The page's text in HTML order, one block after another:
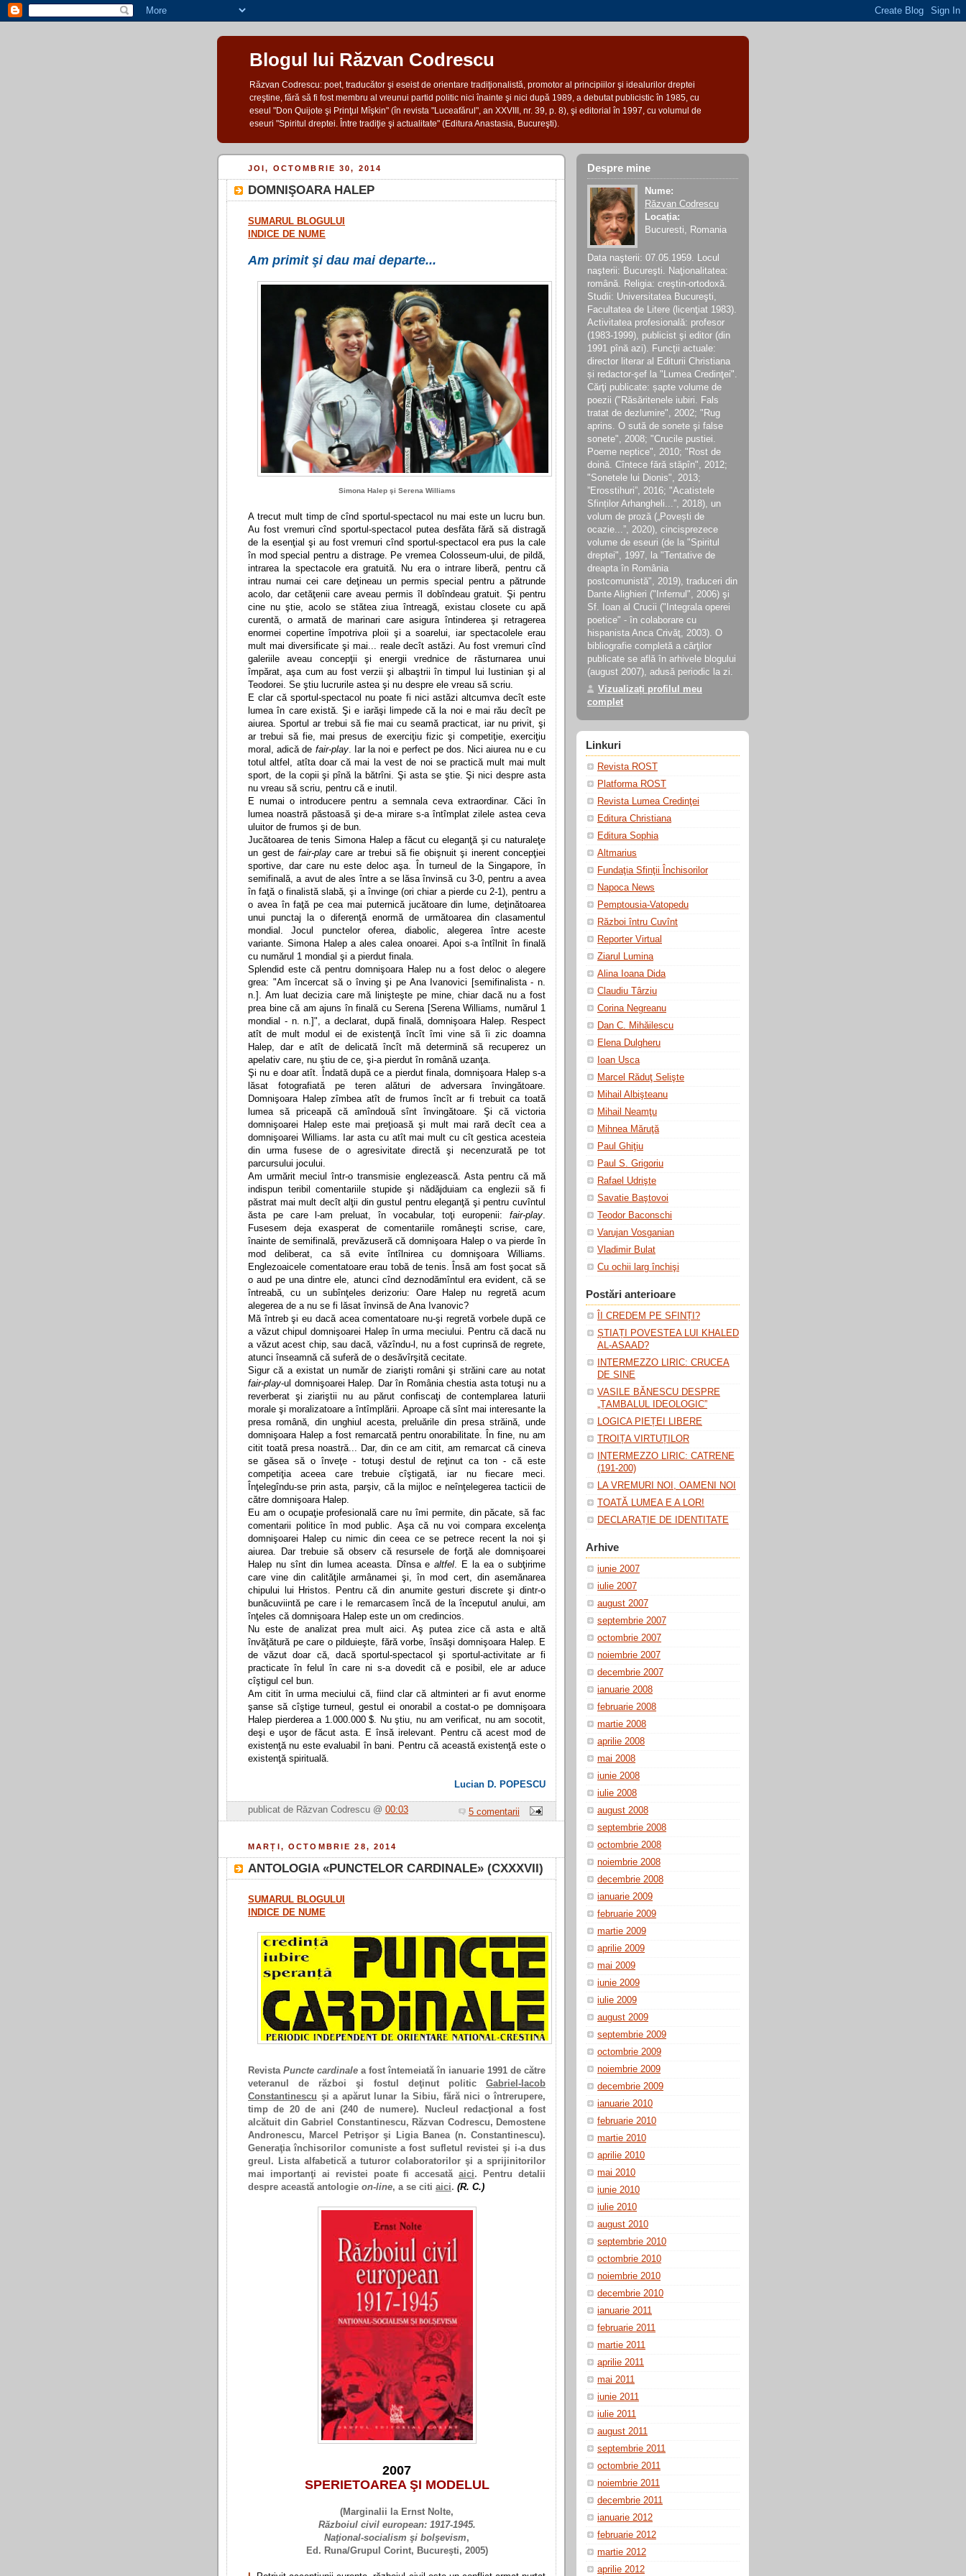
Blogul lui Răzvan Codrescu
Răzvan Codrescu: poet, traducător şi eseist de orientare tradiţionalistă, promotor al principiilor şi idealurilor dreptei
creştine, fără să fi fost membru al vreunui partid politic nici înainte şi nici după 1989, a debutat publicistic în 1985, cu
eseul "Don Quijote şi Prinţul Mîşkin" (în revista "Luceafărul", an XXVIII, nr. 39, p. 8), şi editorial în 1997, cu volumul de
eseuri "Spiritul dreptei. Între tradiţie şi actualitate" (Editura Anastasia, Bucureşti).
JOI, OCTOMBRIE 30, 2014
DOMNIŞOARA HALEP
SUMARUL BLOGULUI
INDICE DE NUME
Am primit şi dau mai departe...
Simona Halep şi Serena Williams
A trecut mult timp de cînd sportul-spectacol nu mai este un lucru bun.
Au fost vremuri cînd sportul-spectacol putea desfăta fără să distragă
de la esenţial şi au fost vremuri cînd sportul-spectacol era pus la cale
în mod special pentru a distrage. Pe vremea Colosseum-ului, de pildă,
intrarea la spectacole era gratuită. Nu era o intrare liberă, pentru că
intrau numai cei care deţineau un permis special pentru a pătrunde
acolo, dar cetăţenii care aveau permis îl dobîndeau gratuit. Şi pentru
cine nu ştie, acolo se stătea ziua întreagă, existau closete cu apă
curentă, o armată de marinari care asigura întinderea şi retragerea
enormei copertine împotriva ploii şi a soarelui, iar spectacolele erau
mult mai diversificate şi mai... reale decît astăzi. Au fost vremuri cînd
galeriile aveau concepţii şi energii vrednice de răsturnarea unui
împărat, aşa cum au fost verzii şi albaştrii în timpul lui Iustinian şi al
Teodorei. Se ştiu lucrurile astea şi nu despre ele vreau să scriu.
E clar că sportul-spectacol nu poate fi nici astăzi altcumva decît este
lumea în care există. Şi e iarăşi limpede că la noi e mai rău decît pe
aiurea. Sportul ar trebui să fie mai cu seamă practicat, iar nu privit, şi
ar trebui să fie, mai presus de exerciţiu fizic şi competiţie, exerciţiu
moral, adică de fair-play. Iar la noi e perfect pe dos. Nici aiurea nu e cu
totul altfel, atîta doar că mai la vest de noi se practică mult mai mult
sport, de la copii şi pînă la bătrîni. Şi asta se ştie. Şi nici despre asta
nu vreau să scriu, pentru că e inutil.
E numai o introducere pentru a semnala ceva extraordinar. Căci în
lumea noastră păstoasă şi de-a mirare s-a întîmplat zilele astea ceva
uluitor de frumos şi de bun.
Jucătoarea de tenis Simona Halep a făcut cu eleganţă şi cu naturaleţe
un gest de fair-playcare ar trebui să fie obişnuit şi inerent concepţiei
sportive, dar care nu este deloc aşa. În turneul de la Singapore, în
semifinală, a avut de ales între a se lăsa învinsă cu 3-0, pentru a avea
în faţă o finalistă slabă, şi a învinge (ori chiar a pierde cu 2-1), pentru a
o avea în faţă pe cea mai puternică jucătoare din lume, deţinătoarea
unui punctaj la o diferenţă enormă de următoarea din clasamentul
mondial. Jocul punctelor oferea, diabolic, alegerea între aceste
variante. Simona Halep a ales calea onoarei. Apoi s-a întîlnit în finală
cu numărul 1 mondial şi a pierdut finala.
Splendid este că pentru domnişoara Halep nu a fost deloc o alegere
grea: "Am încercat să o înving şi pe Ana Ivanovici [semifinalista - n.
n.]. Am luat decizia care mă linişteşte pe mine, chiar dacă nu a fost
prea bine că am ajuns în finală cu Serena [Serena Williams, numărul 1
mondial - n. n.]", a declarat, după finală, domnişoara Halep. Respect
atît de mult modul ei de existenţă încît îmi vine să îi zic doamna
Halep, dar e atît de delicată încît mă determină să recuperez un
apelativ care, nu ştiu de ce, şi-a pierdut în română uzanţa.
Şi nu e doar atît. Îndată după ce a pierdut finala, domnişoara Halep s-a
lăsat fotografiată pe teren alături de adversara învingătoare.
Domnişoara Halep zîmbea atît de frumos încît ar fi trebuit ca toată
lumea să priceapă că amîndouă sînt învingătoare. Şi că victoria
domnişoarei Halep este mai preţioasă şi mult mai rară decît cea a
domnişoarei Williams. Iar asta cu atît mai mult cu cît gestica acesteia
din urma fusese de o agresivitate directă şi necenzurată pe tot
parcursului jocului.
Am urmărit meciul într-o transmisie englezească. Asta pentru că mă
indispun teribil comentariile stupide şi nădăjduiam ca englezii să fi
păstrat mai mult decît alţii din gustul pentru eleganţă şi pentru cuvîntul
ăsta pe care l-am preluat, în vocabular, toţi europenii: fair-play.
Fusesem deja exasperat de comentariile româneşti scrise, care,
înainte de semifinală, prevăzuseră că domnişoara Halep o va pierde în
mod deliberat, ca să evite întîlnirea cu domnişoara Williams.
Englezoaicele comentatoare erau tobă de tenis. Însă am fost şocat să
o aud pe una dintre ele, atunci cînd deznodămîntul era evident, că se
întreabă, cu un subînţeles derizoriu: Oare Halep nu regretă acum
alegerea de a nu se fi lăsat învinsă de Ana Ivanovic?
Mă întreb şi eu dacă acea comentatoare nu-şi regretă vorbele după ce
a văzut chipul domnişoarei Halep în urma meciului. Pentru că dacă nu
a văzut acest chip, sau dacă, văzîndu-l, nu a fost cuprinsă de regrete,
atunci înseamnă că suferă de o desăvîrşită cecitate.
Sigur că a existat un număr de ziarişti români şi străini care au notat
fair-play-ul domnişoarei Halep. Dar în România chestia asta totuşi nu a
reverberat şi ziariştii nu au părut confiscaţi de contemplarea laturii
morale şi moralizatoare a întîmplării. Aproape că sînt mai interesante la
presa română, din unghiul acesta, preluările din presa străină, unde
domnişoara Halep a fost remarcată pentru onorabilitate. În fine, nu am
citit toată presa noastră... Dar, din ce am citit, am remarcat că cineva
se găsea să o înveţe - totuşi destul de reţinut ca ton - că este
competiţia aceea care trebuie cîştigată, iar nu fiecare meci.
Înţelegîndu-se prin asta, parşiv, că la mijloc e neînţelegerea tacticii de
către domnişoara Halep.
Eu am o ocupaţie profesională care nu îmi permite, din păcate, să fac
comentarii politice în mod public. Aşa că nu voi compara excelenţa
domnişoarei Halep cu nimic din ceea ce se petrece recent la noi şi
aiurea. Dar trebuie să observ că resursele de forţă ale domnişoarei
Halep nu sînt din lumea aceasta. Dînsa ealtfel. E la ea o subţirime
care vine din calităţile armânamei şi, în mod cert, din asemănarea
chipului lui Hristos. Pentru că din anumite gesturi discrete şi dintr-o
bunăcuviintă pe care i le remarcasem încă de la începutul anului, am
înţeles că domnişoara Halep este un om credincios.
Nu este de analizat prea mult aici. Aş putea zice că asta e altă
învăţătură pe care o pilduieşte, fără vorbe, însăşi domnişoara Halep. E
de văzut doar că, dacă sportul-spectacol şi sportul-activitate ar fi
practicate în felul în care ni s-a dovedit că e posibil, ele ar aduce
cîştigul cel bun.
Am citit în urma meciului că, fiind clar că altminteri ar fi avut enorme
şanse să cîştige turneul, gestul ei onorabil a costat-o pe domnişoara
Halep pierderea a 1.000.000 $. Nu ştiu, nu am verificat, nu am socotit,
deşi e uşor de făcut asta. E însă irelevant. Pentru că acest mod de
existenţă nu este evaluabil în bani. Pentru că această existenţă este o
existenţă spirituală.
Lucian D. POPESCU
publicat de Răzvan Codrescu @ 00:03 5 comentarii
MARȚI, OCTOMBRIE 28, 2014
ANTOLOGIA «PUNCTELOR CARDINALE» (CXXXVII)
SUMARUL BLOGULUI
INDICE DE NUME
Revista Puncte cardinale a fost întemeiată în ianuarie 1991 de către
veteranul de război şi fostul deţinut politic Gabriel-Iacob
Constantinescu şi a apărut lunar la Sibiu, fără nici o întrerupere,
timp de 20 de ani (240 de numere). Nucleul redacţional a fost
alcătuit din Gabriel Constantinescu, Răzvan Codrescu, Demostene
Andronescu, Marcel Petrişor şi Ligia Banea (n. Constantinescu).
Generaţia închisorilor comuniste a fost sufletul revistei şi i-a dus
greul. Lista alfabetică a tuturor colaboratorilor şi a sprijinitorilor
mai importanţi ai revistei poate fi accesatăaici. Pentru detalii
despre această antologie on-line, a se citi aici. (R. C.)
2007
SPERIETOAREA ŞI MODELUL
(Marginalii la Ernst Nolte,
Războiul civil european: 1917-1945.
Naţional-socialism şi bolşevism,
Ed. Runa/Grupul Corint, Bucureşti, 2005)
Despre mine
Nume:
Răzvan Codrescu
Locația:
Bucuresti, Romania
Data naşterii: 07.05.1959. Locul
naşterii: Bucureşti. Naţionalitatea:
română. Religia: creştin-ortodoxă.
Studii: Universitatea Bucureşti,
Facultatea de Litere (licenţiat 1983).
Activitatea profesională: profesor
(1983-1999), publicist şi editor (din
1991 pînă azi). Funcţii actuale:
director literar al Editurii Christiana
și redactor-şef la "Lumea Credinţei".
Cărţi publicate: șapte volume de
poezii ("Răsăritenele iubiri. Fals
tratat de dezlumire", 2002; "Rug
aprins. O sută de sonete şi false
sonete", 2008; "Crucile pustiei.
Poeme neptice", 2010; "Rost de
doină. Cîntece fără stăpîn", 2012;
"Sonetele lui Dionis", 2013;
”Erosstihuri”, 2016; "Acatistele
Sfinților Arhangheli...”, 2018), un
volum de proză („Povești de
ocazie...”, 2020), cincisprezece
volume de eseuri (de la "Spiritul
dreptei", 1997, la "Tentative de
dreapta în România
postcomunistă", 2019), traduceri din
Dante Alighieri ("Infernul", 2006) şi
Sf. Ioan al Crucii ("Integrala operei
poetice" - în colaborare cu
hispanista Anca Crivăţ, 2003). O
bibliografie completă a cărţilor
publicate se află în arhivele blogului
(august 2007), adusă periodic la zi.
Vizualizați profilul meu
complet
Linkuri
Revista ROST
Platforma ROST
Revista Lumea Credinţei
Editura Christiana
Editura Sophia
Altmarius
Fundaţia Sfinţii Închisorilor
Napoca News
Pemptousia-Vatopedu
Război întru Cuvînt
Reporter Virtual
Ziarul Lumina
Alina Ioana Dida
Claudiu Târziu
Corina Negreanu
Dan C. Mihăilescu
Elena Dulgheru
Ioan Usca
Marcel Răduţ Selişte
Mihail Albişteanu
Mihail Neamţu
Mihnea Măruţă
Paul Ghiţiu
Paul S. Grigoriu
Rafael Udrişte
Savatie Baştovoi
Teodor Baconschi
Varujan Vosganian
Vladimir Bulat
Cu ochii larg închişi
Postări anterioare
ÎI CREDEM PE SFINȚI?
ȘTIAȚI POVESTEA LUI KHALED
AL-ASAAD?
INTERMEZZO LIRIC: CRUCEA
DE SINE
VASILE BĂNESCU DESPRE
„ȚAMBALUL IDEOLOGIC”
LOGICA PIEȚEI LIBERE
TROIȚA VIRTUȚILOR
INTERMEZZO LIRIC: CATRENE
(191-200)
LA VREMURI NOI, OAMENI NOI
TOATĂ LUMEA E A LOR!
DECLARAȚIE DE IDENTITATE
Arhive
iunie 2007
iulie 2007
august 2007
septembrie 2007
octombrie 2007
noiembrie 2007
decembrie 2007
ianuarie 2008
februarie 2008
martie 2008
aprilie 2008
mai 2008
iunie 2008
iulie 2008
august 2008
septembrie 2008
octombrie 2008
noiembrie 2008
decembrie 2008
ianuarie 2009
februarie 2009
martie 2009
aprilie 2009
mai 2009
iunie 2009
iulie 2009
august 2009
septembrie 2009
octombrie 2009
noiembrie 2009
decembrie 2009
ianuarie 2010
februarie 2010
martie 2010
aprilie 2010
mai 2010
iunie 2010
iulie 2010
august 2010
septembrie 2010
octombrie 2010
noiembrie 2010
decembrie 2010
ianuarie 2011
februarie 2011
martie 2011
aprilie 2011
mai 2011
iunie 2011
iulie 2011
august 2011
septembrie 2011
octombrie 2011
noiembrie 2011
decembrie 2011
ianuarie 2012
februarie 2012
martie 2012
aprilie 2012